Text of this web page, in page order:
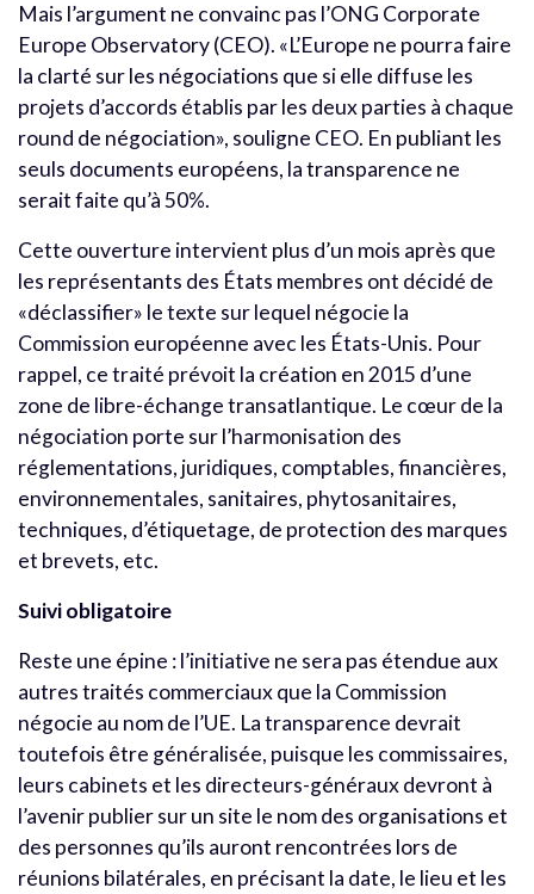
Mais l’argument ne convainc pas l’ONG Corporate
Europe Observatory (CEO). «L’Europe ne pourra faire
la clarté sur les négociations que si elle diffuse les
projets d’accords établis par les deux parties à chaque
round de négociation», souligne CEO. En publiant les
seuls documents européens, la transparence ne
serait faite qu’à 50%.
Cette ouverture intervient plus d’un mois après que
les représentants des États membres ont décidé de
«déclassifier» le texte sur lequel négocie la
Commission européenne avec les États-Unis. Pour
rappel, ce traité prévoit la création en 2015 d’une
zone de libre-échange transatlantique. Le cœur de la
négociation porte sur l’harmonisation des
réglementations, juridiques, comptables, financières,
environnementales, sanitaires, phytosanitaires,
techniques, d’étiquetage, de protection des marques
et brevets, etc.
Suivi obligatoire
Reste une épine : l’initiative ne sera pas étendue aux
autres traités commerciaux que la Commission
négocie au nom de l’UE. La transparence devrait
toutefois être généralisée, puisque les commissaires,
leurs cabinets et les directeurs-généraux devront à
l’avenir publier sur un site le nom des organisations et
des personnes qu’ils auront rencontrées lors de
réunions bilatérales, en précisant la date, le lieu et les